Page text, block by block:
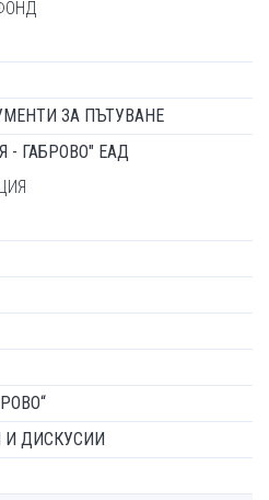
ЗА ПЪТУВАНЕ
- ГАБРОВО" ЕАД
ДИСКУСИИ